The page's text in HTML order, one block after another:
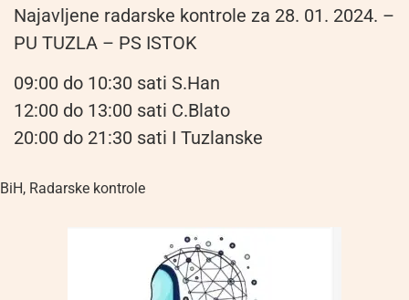
Najavljene radarske kontrole za 28. 01. 2024. –
PU TUZLA – PS ISTOK
09:00 do 10:30 sati S.Han
12:00 do 13:00 sati C.Blato
20:00 do 21:30 sati I Tuzlanske
BiH, Radarske kontrole